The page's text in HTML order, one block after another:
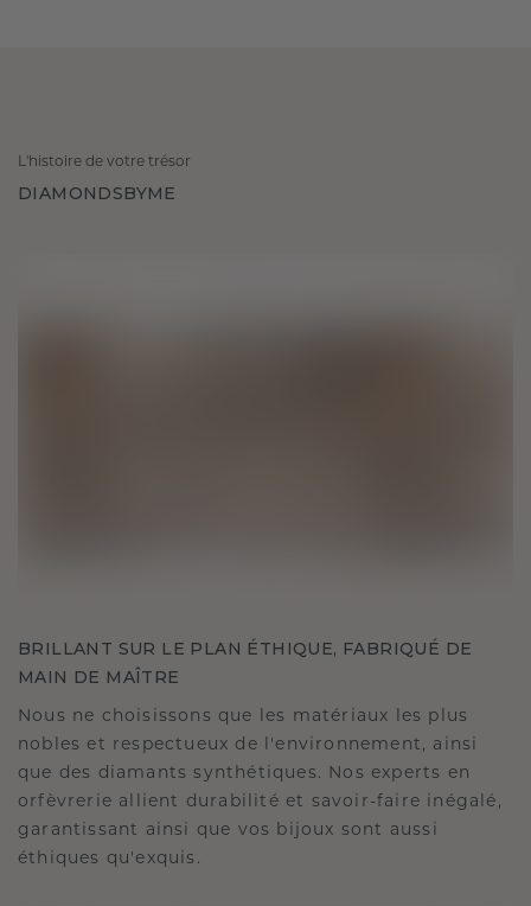
L'histoire de votre trésor
DIAMONDSBYME
BRILLANT SUR LE PLAN ÉTHIQUE, FABRIQUÉ DE
MAIN DE MAÎTRE
Nous ne choisissons que les matériaux les plus
nobles et respectueux de l'environnement, ainsi
que des diamants synthétiques. Nos experts en
orfèvrerie allient durabilité et savoir-faire inégalé,
garantissant ainsi que vos bijoux sont aussi
éthiques qu'exquis.